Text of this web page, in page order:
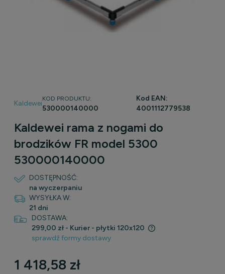
Kaldewei
KOD PRODUKTU:
530000140000
Kod EAN:
4001112779538
Kaldewei rama z nogami do
brodzików FR model 5300
530000140000
DOSTĘPNOŚĆ:
na wyczerpaniu
WYSYŁKA W:
21 dni
DOSTAWA:
299,00 zł - Kurier - płytki 120x120
Cena nie zawiera ewentualnych kosztów płatności
sprawdź formy dostawy
1 418,58 zł